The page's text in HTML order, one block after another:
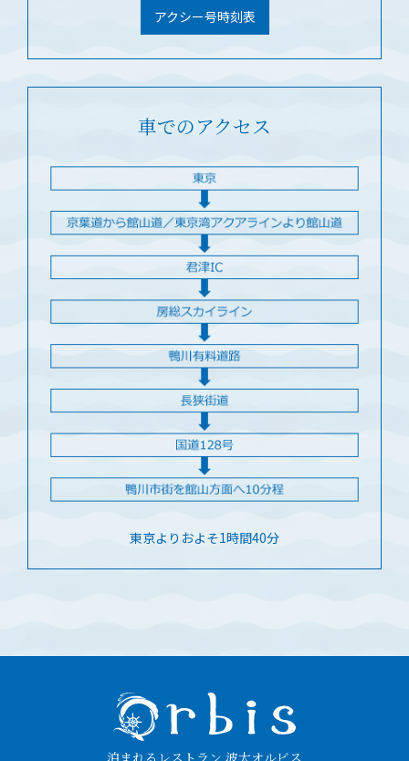
アクシー号時刻表
車でのアクセス
東京よりおよそ1時間40分